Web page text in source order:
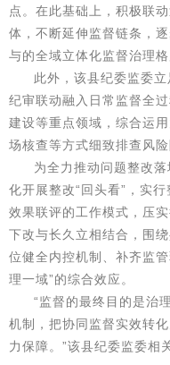
点。在此基础上，积极联
体，不断延伸监督链条，
与的全域立体化监督治理格
此外，该县纪委监委
纪审联动融入日常监督全
建设等重点领域，综合运
场核查等方式细致排查风险
为全力推动问题整改
化开展整改“回头看”，实
效果联评的工作模式，压
下改与长久立相结合，围
位健全内控机制、补齐监
理一域”的综合效应。
“监督的最终目的是治
机制，把协同监督实效转
力保障。”该县纪委监委相